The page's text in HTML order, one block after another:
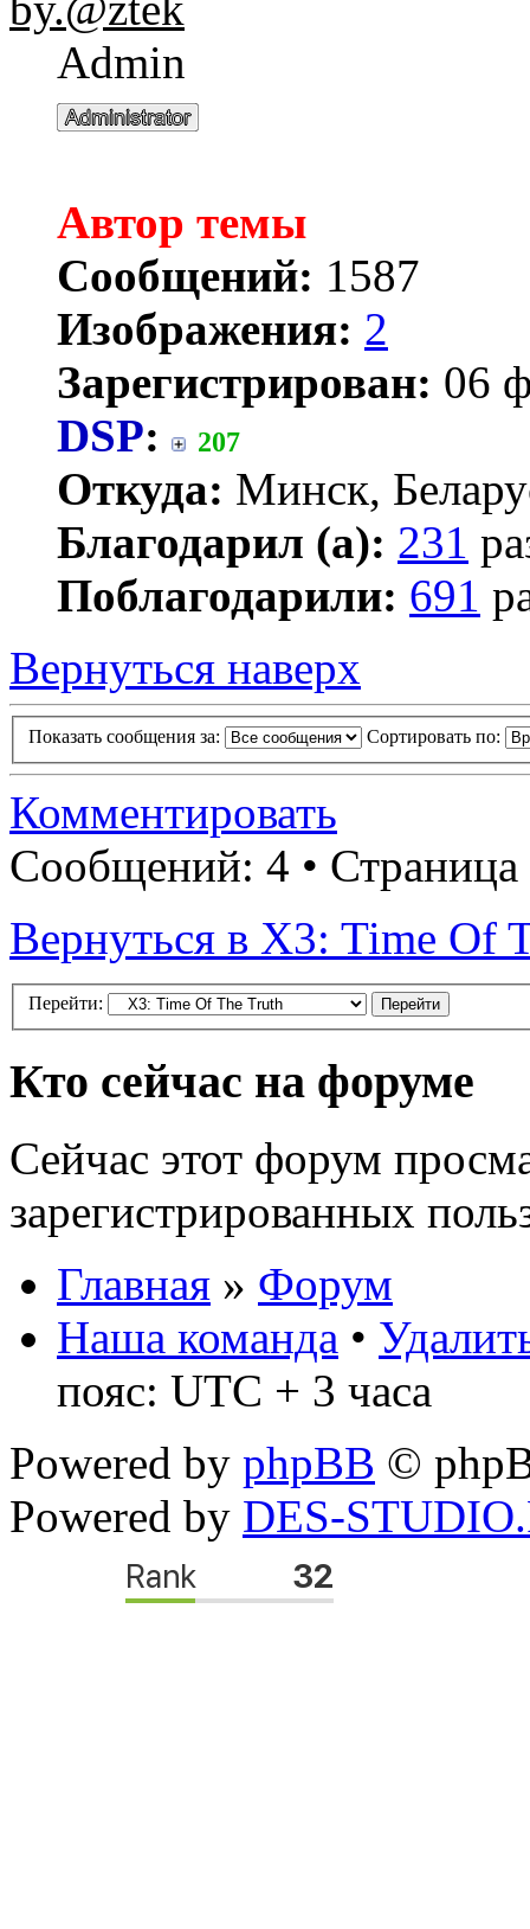
Admin
Автор темы
Сообщений: 1587
Изображения: 2
Зарегистрирован: 06
DSP: 207
Откуда: Минск,
Благодарил (а): 231
Поблагодарили: 691
Вернуться наверх
Показать сообщения за: Сортировать по:
Комментировать
Сообщений: 4 • Страница
Вернуться в X3: Time Of
Перейти:
Кто сейчас на форуме
Сейчас этот форум
зарегистрированных
Главная » Форум
Наша команда •
пояс: UTC + 3 часа
Powered by phpBB ©
Powered by DES-